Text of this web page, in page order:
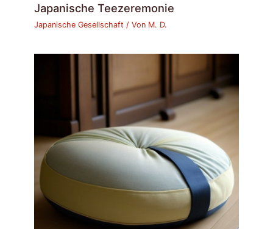
Japanische Teezeremonie
Japanische Gesellschaft / Von M. D.